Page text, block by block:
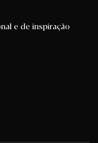
e de inspiração